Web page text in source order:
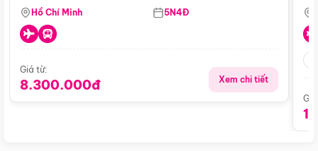
Airlines)
Hồ Chí Minh 5N4Đ
Giá từ:
8.300.000đ Xem chi tiết